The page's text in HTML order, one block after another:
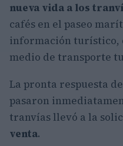
nueva vida a los
cafés en el paseo
información turístico,
medio de transporte
La pronta respuesta
pasaron
tranvías llevó a la
venta.